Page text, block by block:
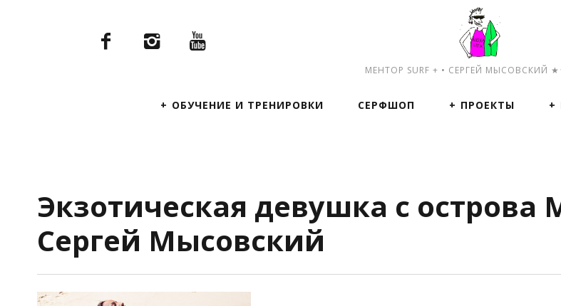
МЕНТОР SURF + • СЕРГЕЙ МЫСОВСКИЙ
ОБУЧЕНИЕ И ТРЕНИРОВКИ СЕРФШОП ПРОЕКТЫ
Экзотическая девушка с
Сергей Мысовский